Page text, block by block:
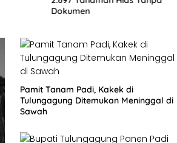
Dokumen
Pamit Tanam Padi, Kakek di
Tulungagung Ditemukan Meninggal di
Sawah